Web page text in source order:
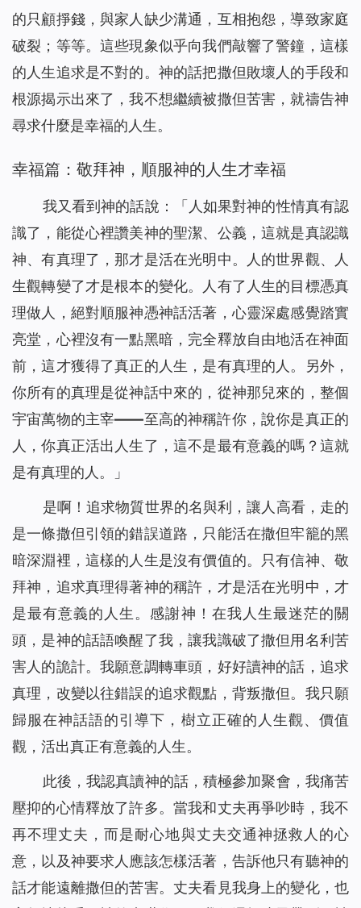
的只顧掙錢，與家人缺少溝通，互相抱怨，導致家庭
破裂；等等。這些現象似乎向我們敲響了警鐘，這樣
的人生追求是不對的。神的話把撒但敗壞人的手段和
根源揭示出來了，我不想繼續被撒但苦害，就禱告神
尋求什麼是幸福的人生。
幸福篇：敬拜神，順服神的人生才幸福
我又看到神的話說：「 人如果對神的性情真有認
識了，能從心裡讚美神的聖潔、公義，這就是真認識
神、有真理了，那才是活在光明中。人的世界觀、人
生觀轉變了才是根本的變化。人有了人生的目標憑真
理做人，絕對順服神憑神話活著，心靈深處感覺踏實
亮堂，心裡沒有一點黑暗，完全釋放自由地活在神面
前，這才獲得了真正的人生，是有真理的人。另外，
你所有的真理是從神話中來的，從神那兒來的，整個
宇宙萬物的主宰——至高的神稱許你，說你是真正的
人，你真正活出人生了，這不是最有意義的嗎？這就
是有真理的人。
」
是啊！追求物質世界的名與利，讓人高看，走的
是一條撒但引領的錯誤道路，只能活在撒但牢籠的黑
暗深淵裡，這樣的人生是沒有價值的。只有信神、敬
拜神，追求真理得著神的稱許，才是活在光明中，才
是最有意義的人生。感謝神！在我人生最迷茫的關
頭，是神的話語喚醒了我，讓我識破了撒但用名利苦
害人的詭計。我願意調轉車頭，好好讀神的話，追求
真理，改變以往錯誤的追求觀點，背叛撒但。我只願
歸服在神話語的引導下，樹立正確的人生觀、價值
觀，活出真正有意義的人生。
此後，我認真讀神的話，積極參加聚會，我痛苦
壓抑的心情釋放了許多。當我和丈夫再爭吵時，我不
再不理丈夫，而是耐心地與丈夫交通神拯救人的心
意，以及神要求人應該怎樣活著，告訴他只有聽神的
話才能遠離撒但的苦害。丈夫看見我身上的變化，也